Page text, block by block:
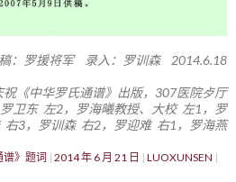
：罗援将军 录入：罗训森 2014.6.18
《中华罗氏通谱》出版，307医院歺厅
卫东 左2，罗海曦教授、大校 左1，罗
右3，罗训森 右2，罗迎难 右1，罗海燕
谱》题词 2014 年 6 月 21 日
LUOXUNSEN